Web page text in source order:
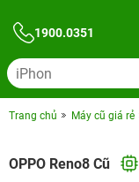
1900.0351
Trang chủ Máy cũ giá rẻ
OPPO Reno8 Cũ